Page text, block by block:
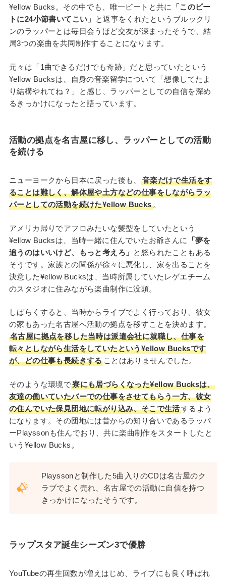
¥ellow Bucks。その中でも、唯一ビートと共に
「このビー
トに24小節書いてこい」
と返事をくれたというブルックリ
ンのラッパーとは毎日会うほど交友が深まったそうで、結
局3つの楽曲を共同制作することになります。
元々は「1曲できるだけでも奇跡」だと思っていたという
¥ellow Bucksは、自身の音楽留学について「想像してたよ
り結構やれてね？」と感じ、ラッパーとしての自信を深め
るきっかけになったと語っています。
活動の拠点を名古屋に移し、ラッパーとしての活動
を続ける
ニューヨークから日本に戻った後も、
音楽だけで生活をす
ることは難しく、解体屋や土方などの仕事をしながらラッ
パーとしての活動を続けた¥ellow Bucks。
アメリカ帰りでアフロみたいな髪型をしていたという
¥ellow Bucksは、当時一緒に住んでいたお爺さんに
「夢を
追うのはいいけど、もっと考えろ」 と怒られたこともある
そうです。家族との関係が徐々に悪化し、家を出ることを
決意した¥ellow Bucksは、当時所属していたレゲエチーム
のスタジオに住みながら楽曲制作に没頭。
しばらくすると、当時からライブでよく行っており、彼女
の家もあった名古屋へ活動の拠点を移すことを決めます。
名古屋に拠点を移した当時は派遣会社に就職し、仕事を
転々としながら生活をしていたという¥ellow Bucksです
が、どの仕事も長続きすることはありませんでした。
そのような環境で寮にも居づらくなった¥ellow Bucksは、
友達の働いていたバーでの仕事をさせてもらう一方、彼女
の住んでいた保見団地に転がり込み、そこで生活するよう
になります。その団地には昔からの知り合いであるラッパ
ーPlayssonも住んでおり、共に楽曲制作をスタートしたと
いう¥ellow Bucks。
Playssonと制作した5曲入りのCDは名古屋のク
ラブでよく売れ、名古屋での活動に自信を持つ
きっかけになったそうです。
ラップスタア誕生シーズン3で優勝
YouTubeの再生回数が増えはじめ、ライブにも良く呼ばれ